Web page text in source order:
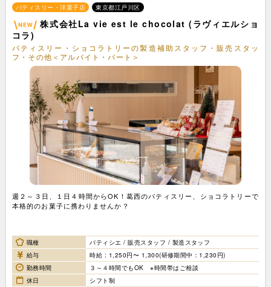
パティスリー・洋菓子店
東京都江戸川区
株式会社La vie est le chocolat (ラヴィエルショ
コラ)
パティスリー・ショコラトリーの製造補助スタッフ・販売スタッ
フ・その他＜アルバイト・パート＞
週２～３日、１日４時間からOK！葛西のパティスリー、ショコラトリーで
本格的のお菓子に携わりませんか？
職種
パティシエ / 販売スタッフ / 製造スタッフ
給与
時給 : 1,250円〜 1,300(研修期間中：1,230円)
勤務時間
３～４時間でもOK ※時間帯はご相談
休日
シフト制